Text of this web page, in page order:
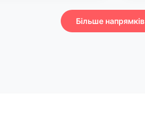
Більше напрямків